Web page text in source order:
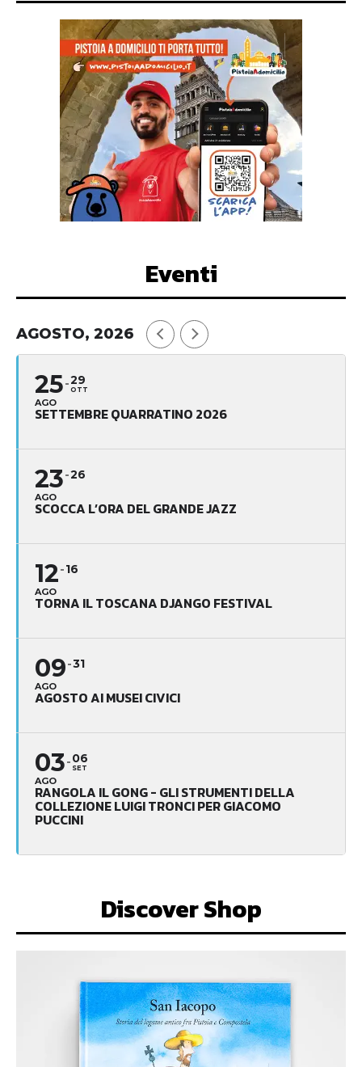
Eventi
AGOSTO, 2026
25
AGO
29
OTT
SETTEMBRE QUARRATINO 2026
23
AGO
26
SCOCCA L’ORA DEL GRANDE JAZZ
12
AGO
16
TORNA IL TOSCANA DJANGO FESTIVAL
09
AGO
31
AGOSTO AI MUSEI CIVICI
03
AGO
06
SET
RANGOLA IL GONG - GLI STRUMENTI DELLA
COLLEZIONE LUIGI TRONCI PER GIACOMO
PUCCINI
Discover Shop